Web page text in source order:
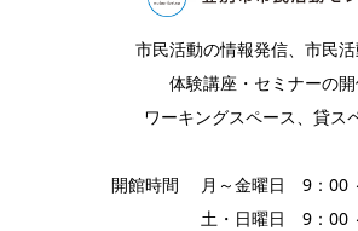
市民活動の情報発信、市民
体験講座・セミナーの
ワーキングスペース、貸ス
開館時間 月～金曜日 9：00
土・日曜日 9：00 ～